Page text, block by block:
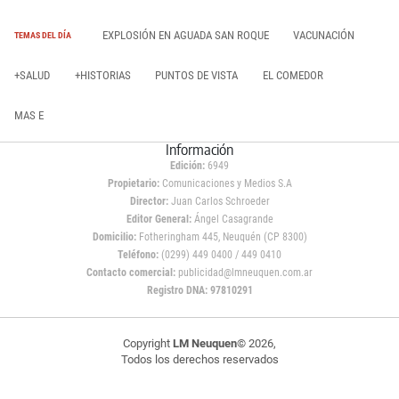
TEMAS DEL DÍA EXPLOSIÓN EN AGUADA SAN ROQUE VACUNACIÓN
+SALUD +HISTORIAS PUNTOS DE VISTA EL COMEDOR
MAS E
Información
Edición: 6949
Propietario:Comunicaciones y Medios S.A
Director: Juan Carlos Schroeder
Editor General:Ángel Casagrande
Domicilio:Fotheringham 445, Neuquén (CP 8300)
Teléfono: (0299) 449 0400 / 449 0410
Contacto comercial: publicidad@lmneuquen.com.ar
Registro DNA: 97810291
Copyright LM Neuquen© 2026,
Todos los derechos reservados